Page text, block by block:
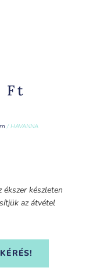
Ft
/ HAVANNA
készleten
az átvétel